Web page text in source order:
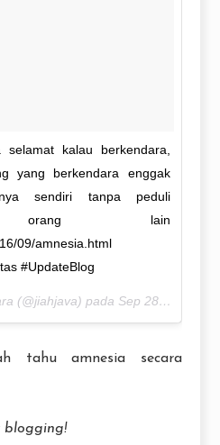
kalau berkendara,
yang berkendara enggak
sendiri tanpa peduli
orang lain
09/amnesia.html
#UpdateBlog
(@jiahjava) pada Sep 28, 2016 pada 4:36 PDT
tahu amnesia secara
blogging!